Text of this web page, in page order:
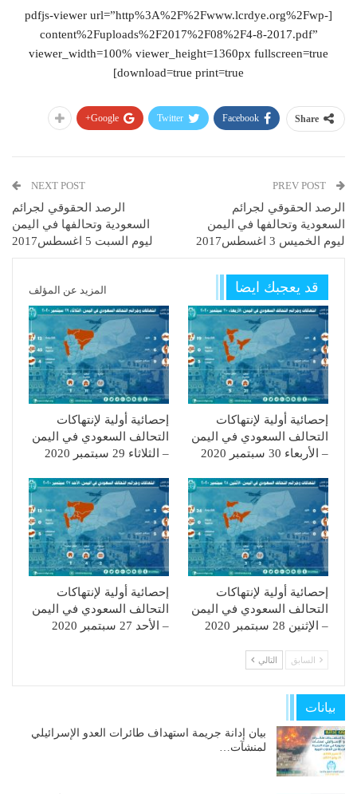
[pdfjs-viewer url=”http%3A%2F%2Fwww.lcrdye.org%2Fwp-
content%2Fuploads%2F2017%2F08%2F4-8-2017.pdf”
viewer_width=100% viewer_height=1360px fullscreen=true
download=true print=true]
Share
Facebook
Twitter
Google+
الرصد الحقوقي لجرائم
السعودية وتحالفها في اليمن
ليوم الخميس 3 اغسطس2017
NEXT POST
الرصد الحقوقي لجرائم
السعودية وتحالفها في اليمن
ليوم السبت 5 اغسطس2017
قد يعجبك ايضا المزيد عن المؤلف
إحصائية أولية لإنتهاكات
التحالف السعودي في اليمن
– الأربعاء 30 سبتمبر 2020
إحصائية أولية لإنتهاكات
التحالف السعودي في اليمن
– الثلاثاء 29 سبتمبر 2020
إحصائية أولية لإنتهاكات
التحالف السعودي في اليمن
– الإثنين 28 سبتمبر 2020
إحصائية أولية لإنتهاكات
التحالف السعودي في اليمن
– الأحد 27 سبتمبر 2020
السابق التالي
بيانات
بيان إدانة جريمة استهداف طائرات العدو الإسرائيلي
لمنشآت…